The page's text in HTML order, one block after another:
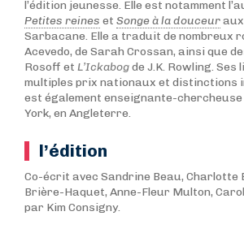
l’édition jeunesse. Elle est notamment
Petites reines et Songe à la douceur
Sarbacane. Elle a traduit de nombreux
Acevedo, de Sarah Crossan, ainsi que
Rosoff et L’Ickabogde J.K. Rowling.
multiples prix nationaux et distinctions
est également enseignante-chercheuse
York, en Angleterre.
l’édition
Co-écrit avec Sandrine Beau, Charlotte
Brière-Haquet, Anne-Fleur Multon,
par Kim Consigny.